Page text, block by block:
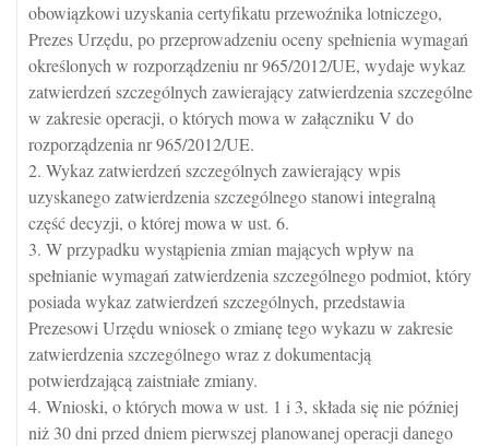
obowiązkowi uzyskania certyfikatu przewoźnika lotniczego,
Prezes Urzędu, po przeprowadzeniu oceny spełnienia wymagań
określonych w rozporządzeniu nr 965/2012/UE, wydaje wykaz
zatwierdzeń szczególnych zawierający zatwierdzenia szczególne
w zakresie operacji, o których mowa w załączniku V do
rozporządzenia nr 965/2012/UE.
2. Wykaz zatwierdzeń szczególnych zawierający wpis
uzyskanego zatwierdzenia szczególnego stanowi integralną
część decyzji, o której mowa w ust. 6.
3. W przypadku wystąpienia zmian mających wpływ na
spełnianie wymagań zatwierdzenia szczególnego podmiot, który
posiada wykaz zatwierdzeń szczególnych, przedstawia
Prezesowi Urzędu wniosek o zmianę tego wykazu w zakresie
zatwierdzenia szczególnego wraz z dokumentacją
potwierdzającą zaistniałe zmiany.
4. Wnioski, o których mowa w ust. 1 i 3, składa się nie później
niż 30 dni przed dniem pierwszej planowanej operacji danego